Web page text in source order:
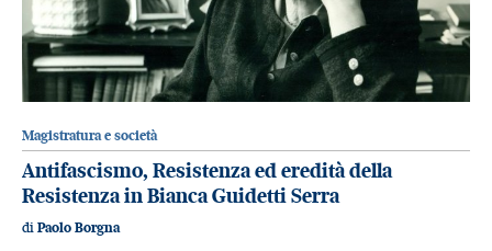
Magistratura e società
Antifascismo, Resistenza ed eredità della
Resistenza in Bianca Guidetti Serra
di Paolo Borgna